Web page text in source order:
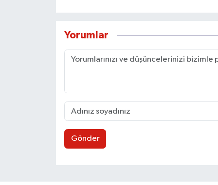
Yorumlar
Gönder